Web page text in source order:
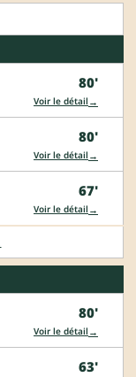
80'
Voir le détail →
80'
Voir le détail →
67'
Voir le détail →
80'
Voir le détail →
63'